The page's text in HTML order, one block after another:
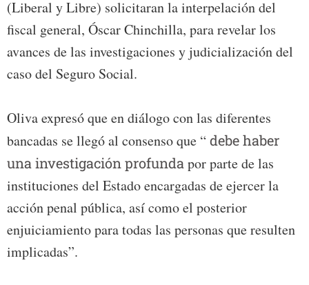
(Liberal y Libre) solicitaran la interpelación del
fiscal general, Óscar Chinchilla, para revelar los
avances de las investigaciones y judicialización del
caso del Seguro Social.
Oliva expresó que en diálogo con las diferentes
bancadas se llegó al consenso que “debe haber
una investigación profundapor parte de las
instituciones del Estado encargadas de ejercer la
acción penal pública, así como el posterior
enjuiciamiento para todas las personas que resulten
implicadas”.